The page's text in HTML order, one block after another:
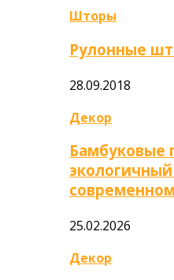
Шторы
Рулонные
28.09.2018
Декор
Бамбуковые
25.02.2026
Декор